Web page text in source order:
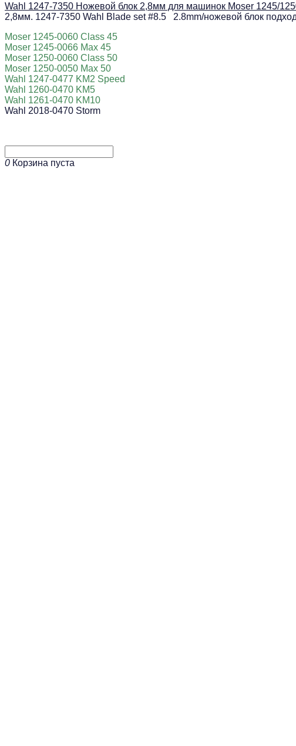
Wahl 1247-7350 Ножевой блок 2,8мм для машинок Moser 1245/
2,8мм. 1247-7350 Wahl Blade set #8.5 2.8mm/ножевой блок
Moser 1245-0060 Class 45
Moser 1245-0066 Max 45
Moser 1250-0060 Class 50
Moser 1250-0050 Max 50
Wahl 1247-0477 KM2 Speed
Wahl 1260-0470 KM5
Wahl 1261-0470 KM10
Wahl 2018-0470 Storm
0 Корзина пуста